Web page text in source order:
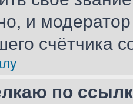
и
счётчика
по